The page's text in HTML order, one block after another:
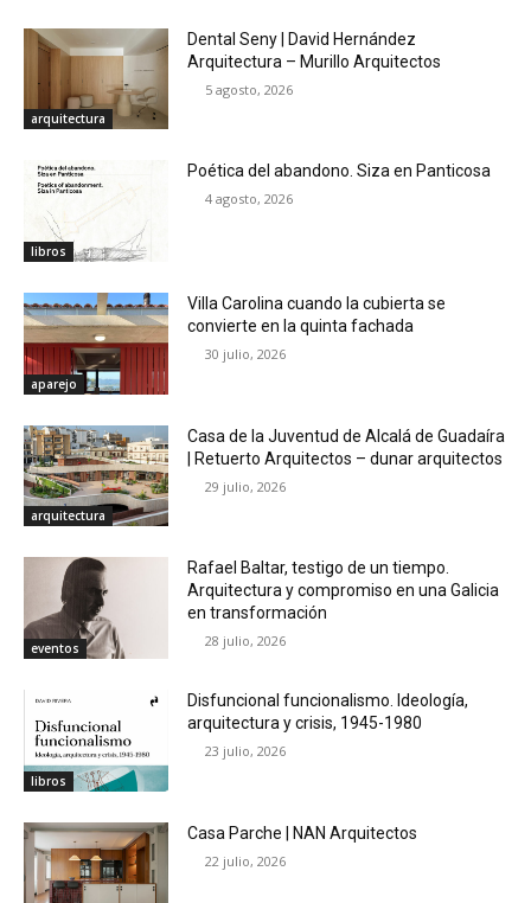
arquitectura
Dental Seny | David Hernández
Arquitectura – Murillo Arquitectos
5 agosto, 2026
libros
Poética del abandono. Siza en Panticosa
4 agosto, 2026
aparejo
Villa Carolina cuando la cubierta se
convierte en la quinta fachada
30 julio, 2026
arquitectura
Casa de la Juventud de Alcalá de Guadaíra
| Retuerto Arquitectos – dunar arquitectos
29 julio, 2026
eventos
Rafael Baltar, testigo de un tiempo.
Arquitectura y compromiso en una Galicia
en transformación
28 julio, 2026
libros
Disfuncional funcionalismo. Ideología,
arquitectura y crisis, 1945-1980
23 julio, 2026
Casa Parche | NAN Arquitectos
22 julio, 2026